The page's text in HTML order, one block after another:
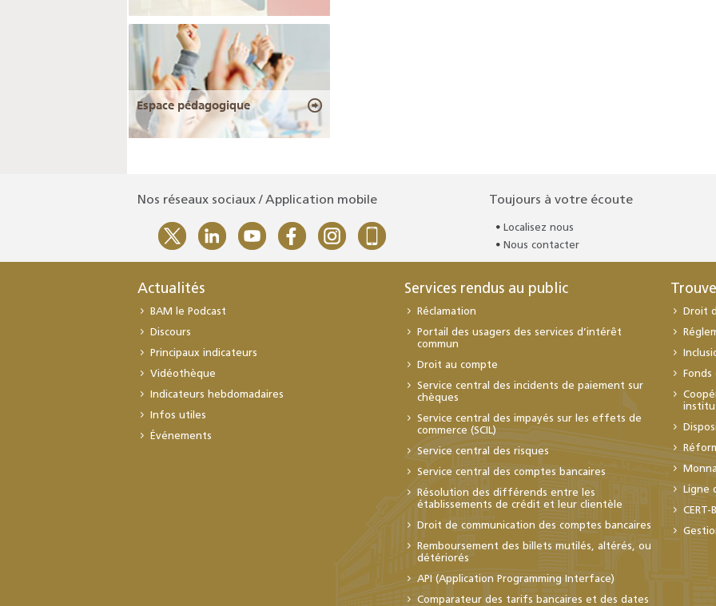
Espace pédagogique
Nos réseaux sociaux / Application mobile Toujours à votre écoute
Localisez nous
Nous contacter
Actualités
BAM le Podcast
Discours
Principaux indicateurs
Vidéothèque
Indicateurs hebdomadaires
Infos utiles
Événements
Services rendus au public
Réclamation
Portail des usagers des services d’intérêt
commun
Droit au compte
Service central des incidents de paiement sur
chèques
Service central des impayés sur les effets de
commerce (SCIL)
Service central des risques
Service central des comptes bancaires
Résolution des différends entre les
établissements de crédit et leur clientèle
Droit de communication des comptes bancaires
Remboursement des billets mutilés, altérés, ou
détériorés
API (Application Programming Interface)
Comparateur des tarifs bancaires et des dates
Droit
Ligne
CERT-